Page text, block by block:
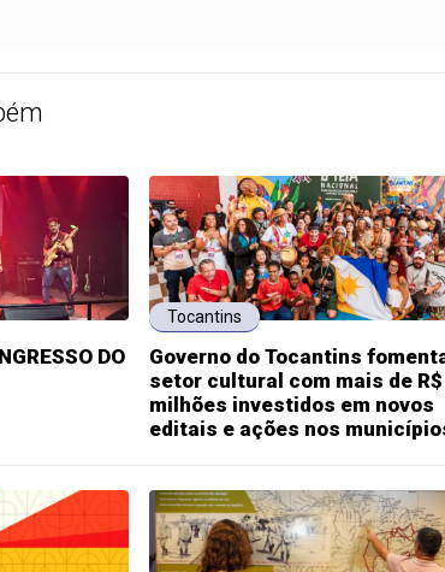
DO
Tocantins
Governo do Tocantins
setor cultural com mais de R$
milhões investidos em novos
editais e ações nos